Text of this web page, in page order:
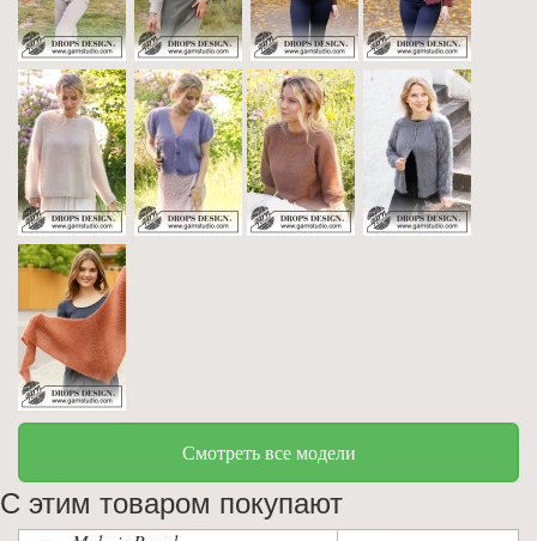
Смотреть все модели
С этим товаром покупают